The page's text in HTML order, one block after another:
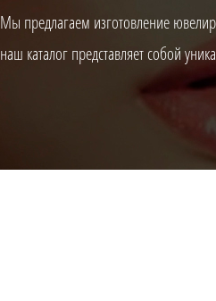
Мы предлагаем изготовление
наш каталог представляет собой